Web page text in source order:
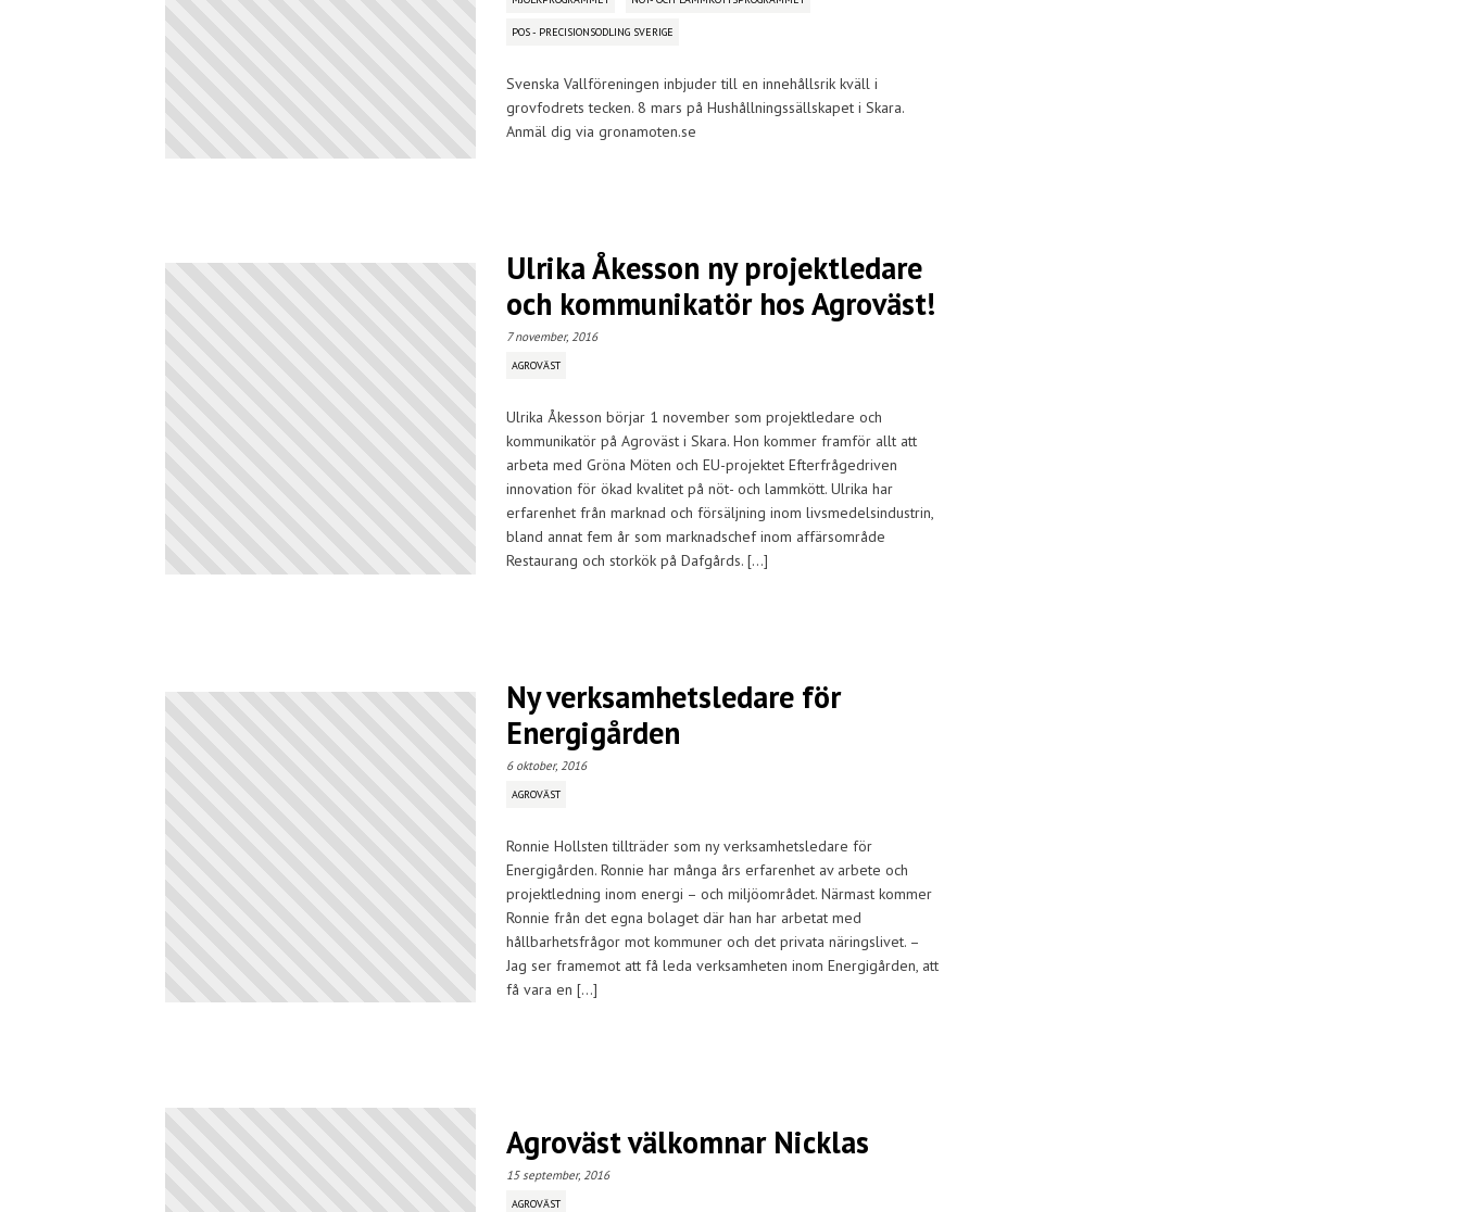
POS - PRECISIONSODLING SVERIGE
Svenska Vallföreningen inbjuder till en innehållsrik kväll i
grovfodrets tecken. 8 mars på Hushållningssällskapet i Skara.
Anmäl dig via gronamoten.se
Ulrika Åkesson ny projektledare
och kommunikatör hos Agroväst!
7 november, 2016
AGROVÄST
Ulrika Åkesson börjar 1 november som projektledare och
kommunikatör på Agroväst i Skara. Hon kommer framför allt att
arbeta med Gröna Möten och EU-projektet Efterfrågedriven
innovation för ökad kvalitet på nöt- och lammkött. Ulrika har
erfarenhet från marknad och försäljning inom livsmedelsindustrin,
bland annat fem år som marknadschef inom affärsområde
Restaurang och storkök på Dafgårds. […]
Ny verksamhetsledare för
Energigården
6 oktober, 2016
AGROVÄST
Ronnie Hollsten tillträder som ny verksamhetsledare för
Energigården. Ronnie har många års erfarenhet av arbete och
projektledning inom energi – och miljöområdet. Närmast kommer
Ronnie från det egna bolaget där han har arbetat med
hållbarhetsfrågor mot kommuner och det privata näringslivet. –
Jag ser framemot att få leda verksamheten inom Energigården, att
få vara en […]
Agroväst välkomnar Nicklas
15 september, 2016
AGROVÄST